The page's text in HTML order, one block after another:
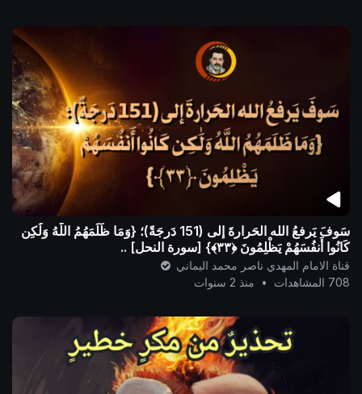
سَوفَ يَرفعُ الله الحَرارةَ إلى (151 دَرجَةً)؛ {وَمَا ظَلَمَهُمُ اللَّهُ وَلَٰكِن
كَانُوا أَنفُسَهُمْ يَظْلِمُونَ ‎﴿٣٣﴾} [سورة النحل] ..
قناة الامام المهدي ناصر محمد اليماني
708 المشاهدات
• منذ 2 سنوات